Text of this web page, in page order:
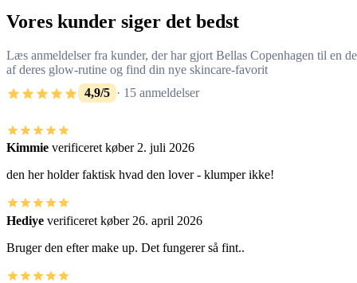
Vores kunder siger det bedst
Læs anmeldelser fra kunder, der har gjort Bellas Copenhagen til en
af deres glow-rutine og find din nye skincare-favorit
4,9/5 · 15 anmeldelser
Kimmie verificeret køber 2. juli 2026
den her holder faktisk hvad den lover - klumper ikke!
Hediye verificeret køber 26. april 2026
Bruger den efter make up. Det fungerer så fint..